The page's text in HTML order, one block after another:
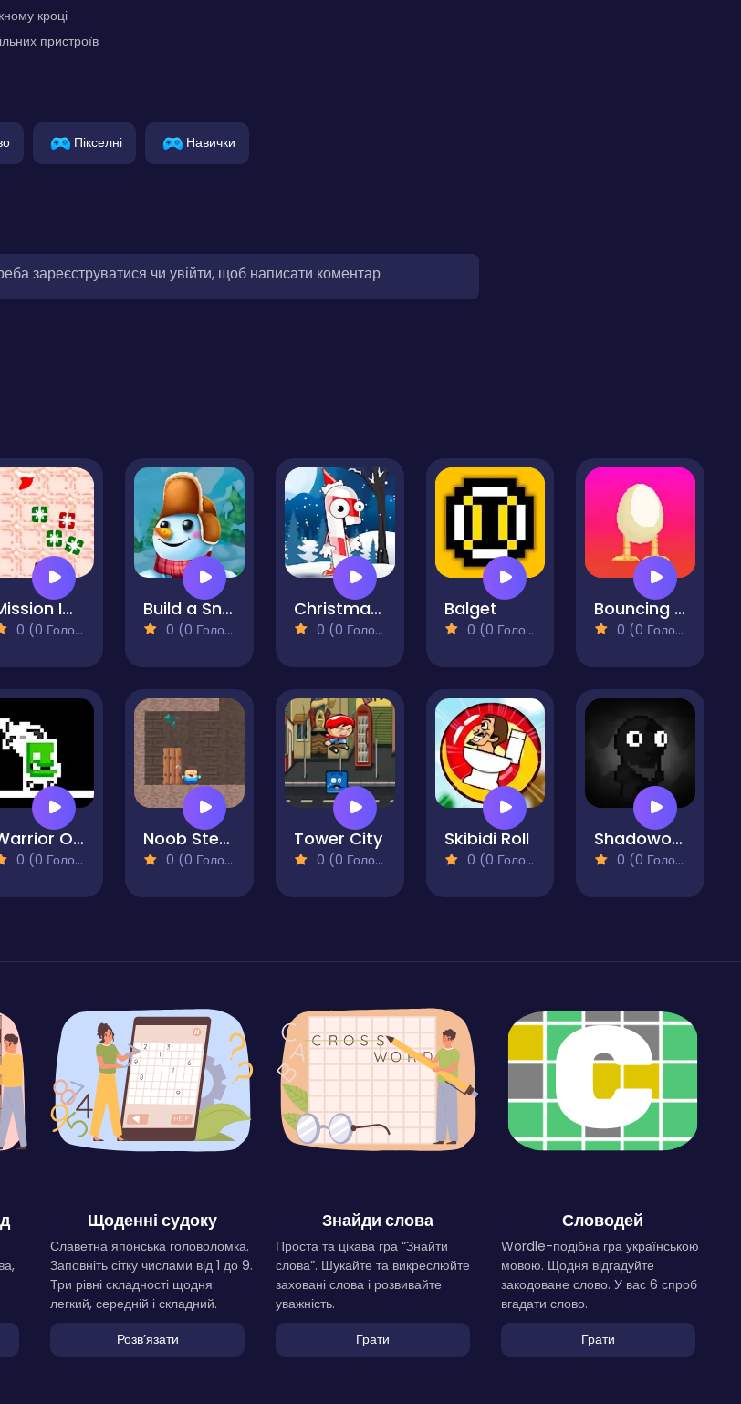
кроці
пристроїв
Пікселні Навички
зареєструватися чи увійти, щоб написати коментар
Mission Impossible-Save Christmas
0 (0 Голосів)
Build a Snowman
0 (0 Голосів)
Christmas Candy Cane
0 (0 Голосів)
Balget
0 (0 Голосів)
Bouncing Egg
0 (0 Голосів)
Warrior Orc
0 (0 Голосів)
Noob Steve Cave
0 (0 Голосів)
Tower City
0 (0 Голосів)
Skibidi Roll
0 (0 Голосів)
Shadoworld Adventure
0 (0 Голосів)
Щоденні судоку
Славетна японська головоломка.
Заповніть сітку числами від 1 до 9.
Три рівні складності щодня:
легкий, середній і складний.
Розвʼязати
Знайди слова
Проста та цікава гра “Знайти
слова”. Шукайте та викреслюйте
заховані слова і розвивайте
уважність.
Грати
Словодей
Wordle-подібна гра українською
мовою. Щодня відгадуйте
закодоване слово. У вас 6 спроб
вгадати слово.
Грати